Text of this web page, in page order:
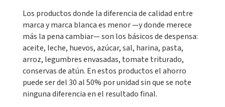
Los productos donde la diferencia de calidad entre
marca y marca blanca es menor —y donde merece
más la pena cambiar— son los básicos de despensa:
aceite, leche, huevos, azúcar, sal, harina, pasta,
arroz, legumbres envasadas, tomate triturado,
conservas de atún. En estos productos el ahorro
puede ser del 30 al 50% por unidad sin que se note
ninguna diferencia en el resultado final.